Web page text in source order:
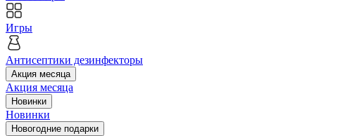
Игры
Антисептики дезинфекторы
Акция месяца
Акция месяца
Новинки
Новинки
Новогодние подарки